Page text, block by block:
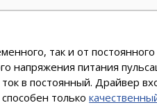
так и от
напряжения питания
в постоянный. Драйвер
только